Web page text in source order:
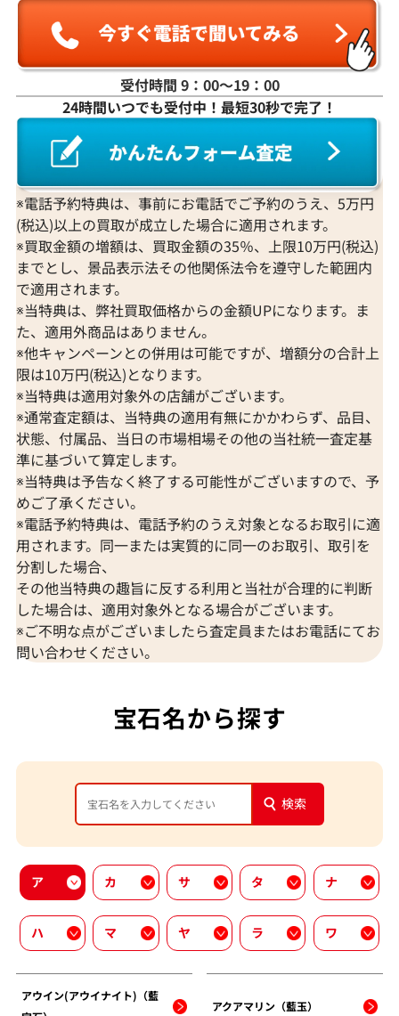
受付時間 9：00〜19：00
24時間いつでも受付中！最短30秒で完了！
※電話予約特典は、事前にお電話でご予約のうえ、5万円
(税込)以上の買取が成立した場合に適用されます。
※買取金額の増額は、買取金額の35％、上限10万円(税込)
までとし、景品表示法その他関係法令を遵守した範囲内
で適用されます。
※当特典は、弊社買取価格からの金額UPになります。ま
た、適用外商品はありません。
※他キャンペーンとの併用は可能ですが、増額分の合計上
限は10万円(税込)となります。
※当特典は適用対象外の店舗がございます。
※通常査定額は、当特典の適用有無にかかわらず、品目、
状態、付属品、当日の市場相場その他の当社統一査定基
準に基づいて算定します。
※当特典は予告なく終了する可能性がございますので、予
めご了承ください。
※電話予約特典は、電話予約のうえ対象となるお取引に適
用されます。同一または実質的に同一のお取引、取引を
分割した場合、
その他当特典の趣旨に反する利用と当社が合理的に判断
した場合は、適用対象外となる場合がございます。
※ご不明な点がございましたら査定員またはお電話にてお
問い合わせください。
宝石名から探す
検索
ア カ サ タ ナ
ハ マ ヤ ラ ワ
アウイン(アウイナイト)（藍
アクアマリン（藍玉）